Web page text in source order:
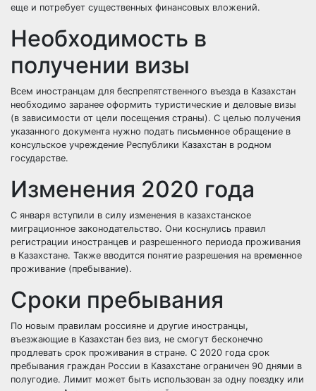
еще и потребует существенных финансовых вложений.
Необходимость в
получении визы
Всем иностранцам для беспрепятственного въезда в Казахстан
необходимо заранее оформить туристические и деловые визы
(в зависимости от цели посещения страны). С целью получения
указанного документа нужно подать письменное обращение в
консульское учреждение Республики Казахстан в родном
государстве.
Изменения 2020 года
С января вступили в силу изменения в казахстанское
миграционное законодательство. Они коснулись правил
регистрации иностранцев и разрешенного периода проживания
в Казахстане. Также вводится понятие разрешения на временное
проживание (пребывание).
Сроки пребывания
По новым правилам россияне и другие иностранцы,
въезжающие в Казахстан без виз, не смогут бесконечно
продлевать срок проживания в стране. С 2020 года срок
пребывания граждан России в Казахстане ограничен 90 днями в
полугодие. Лимит может быть использован за одну поездку или